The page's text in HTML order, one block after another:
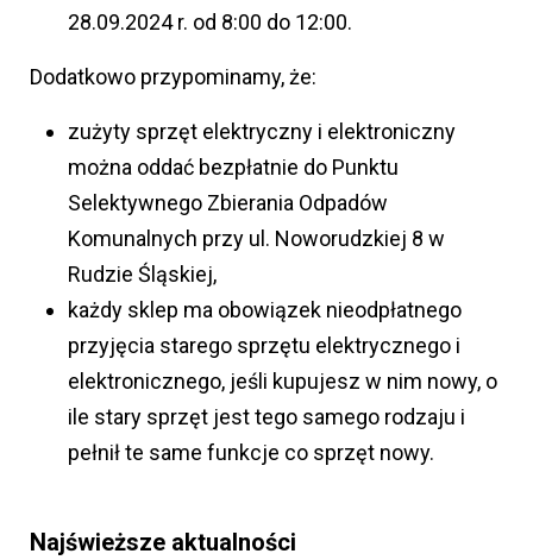
28.09.2024 r. od 8:00 do 12:00.
Dodatkowo przypominamy, że:
zużyty sprzęt elektryczny i elektroniczny
można oddać bezpłatnie do Punktu
Selektywnego Zbierania Odpadów
Komunalnych przy ul. Noworudzkiej 8 w
Rudzie Śląskiej,
każdy sklep ma obowiązek nieodpłatnego
przyjęcia starego sprzętu elektrycznego i
elektronicznego, jeśli kupujesz w nim nowy, o
ile stary sprzęt jest tego samego rodzaju i
pełnił te same funkcje co sprzęt nowy.
Najświeższe aktualności